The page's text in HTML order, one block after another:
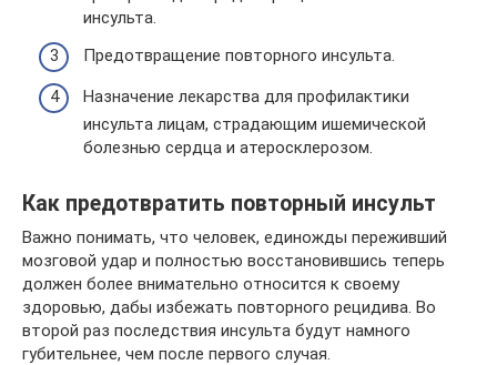
инсульта.
Предотвращение повторного инсульта.
Назначение лекарства для профилактики
инсульта лицам, страдающим ишемической
болезнью сердца и атеросклерозом.
Как предотвратить повторный инсульт
Важно понимать, что человек, единожды переживший
мозговой удар и полностью восстановившись теперь
должен более внимательно относится к своему
здоровью, дабы избежать повторного рецидива. Во
второй раз последствия инсульта будут намного
губительнее, чем после первого случая.